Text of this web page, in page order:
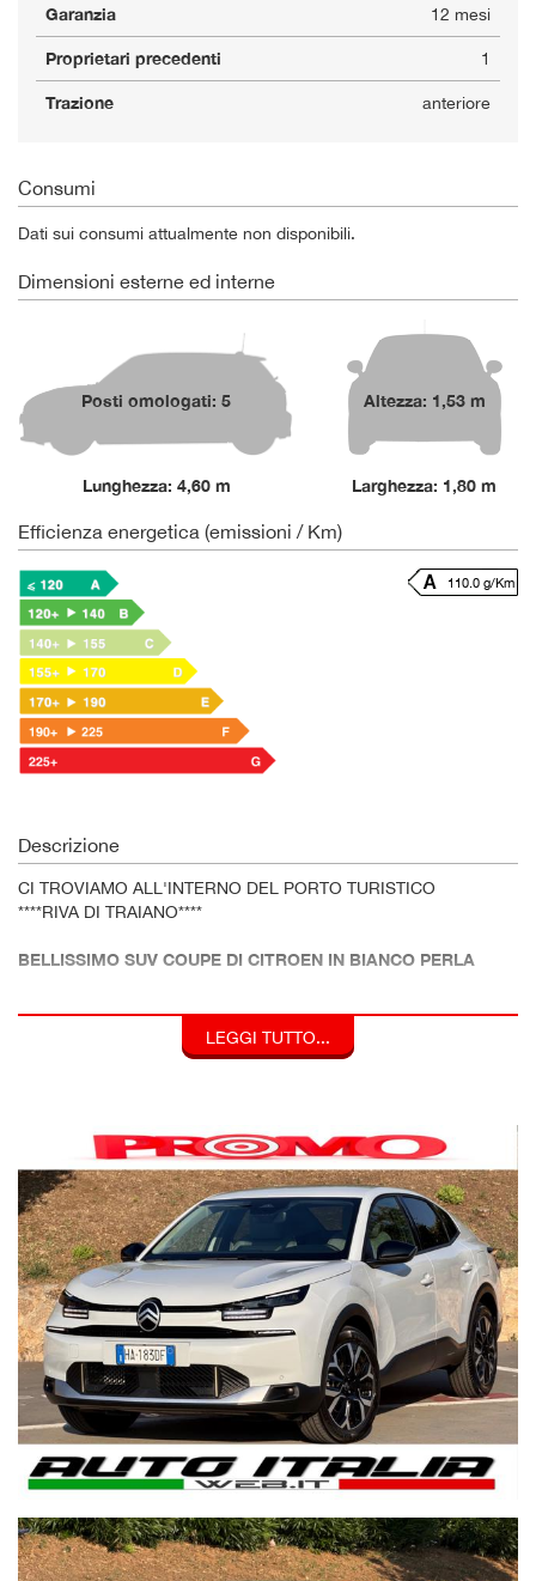
Garanzia 12 mesi
Proprietari precedenti 1
Trazione anteriore
Consumi
Dati sui consumi attualmente non disponibili.
Dimensioni esterne ed interne
Posti omologati: 5
Lunghezza: 4,60 m
Altezza: 1,53 m
Larghezza: 1,80 m
Efficienza energetica (emissioni / Km)
110.0 g/Km
Descrizione
CI TROVIAMO ALL'INTERNO DEL PORTO TURISTICO
****RIVA DI TRAIANO****
BELLISSIMO SUV COUPE DI CITROEN IN BIANCO PERLA
PREZZO IN CONTANTI + EURO 1.500
* 12 MESI DI GARANZIA ITALIA
* CHILOMETRAGGIO CERTIFICATO
CAMBIO AUTOMATICO 8 MARCE
NAVIGAZIONE
CARPLAY WI-FI APPLE&ANDROID
VIRTUAL COCKPIT
PELLE NERA E BIANCA CON DESIGN A RETTANGOLI
CERCHI 18'' DIAMANTATI
RETROCAMERA
SENSORI PARK ANT.+POST.
FULL LED CON DIURNE
VETRI SCURI
CLIMATRONIC BIZONA
VOLANTE MULTIFUNZIONE
LEGGI TUTTO...